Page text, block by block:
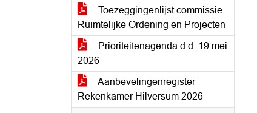
Toezeggingenlijst commissie
Ruimtelijke Ordening en Projecten
Prioriteitenagenda d.d. 19 mei
2026
Aanbevelingenregister
Rekenkamer Hilversum 2026